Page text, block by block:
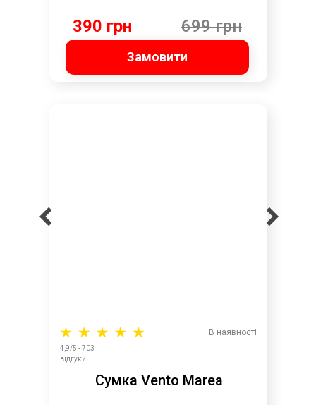
699 грн
390 грн
Замовити
Сумка Vento Marea
В наявності
4,9/5 - 703
відгуки